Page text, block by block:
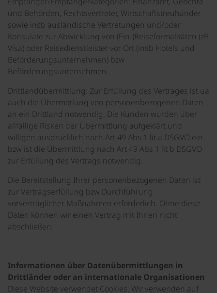
und Behörden, Rechtsvertreter, Wirtschaftstreuhänder
sowie insb ausländische Vertretungen und/oder
Konsulate zur Abwicklung von (Ein-)Reiseformalitäten (zB
Visa) oder Reisedienstleister vor Ort (insb Hotels und
Beförderungsunternehmen) bzw
Beförderungsunternehmen.
Drittlandübermittlung: Zur Erfüllung des Vertrages ist ua
auch die Übermittlung von personenbezogenen Daten
an ein Drittland notwendig. Die Kunden wurden über
allfällige Risken der Übermittlung aufgeklärt und
willigen ausdrücklich nach Art 49 Abs 1 lit a DSGVO ein
bzw ist die Übermittlung nach Art 49 Abs 1 lit b DSGVO
zur Erfüllung des Vertrags notwendig.
Die Bereitstellung Ihrer personenbezogenen Daten ist
zur Vertragserfüllung bzw Durchführung
vorvertraglicher Maßnahmen erforderlich. Ohne diese
Daten können wir einen Vertrag mit Ihnen nicht
abschließen.
Informationen über Datenübermittlungen in
Drittländer oder an internationale Organisationen
Diese Website verwendet Cookies. Wir verwenden auf